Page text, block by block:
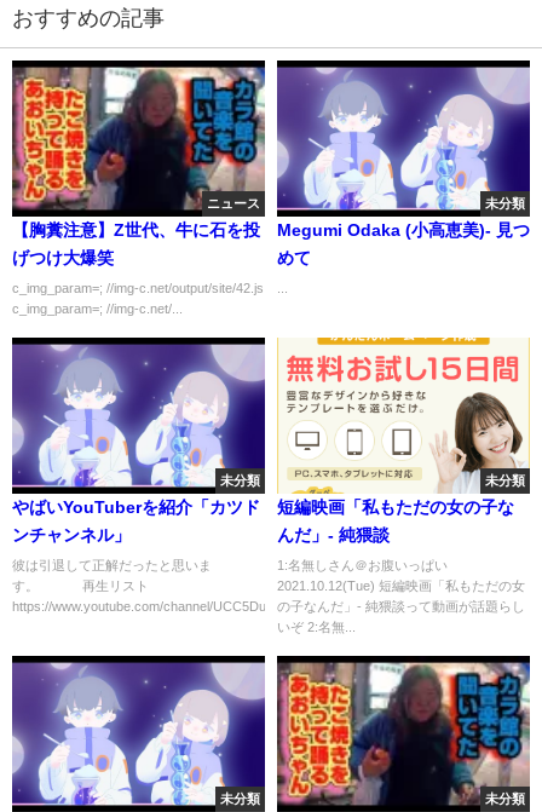
おすすめの記事
ニュース
【胸糞注意】Z世代、牛に石を投
げつけ大爆笑
c_img_param=; //img-c.net/output/site/42.js
c_img_param=; //img-c.net/...
未分類
Megumi Odaka (小高恵美)- 見つ
めて
未分類
やばいYouTuberを紹介「カツド
ンチャンネル」
彼は引退して正解だったと思いま
す。 再生リスト
https://www.youtube.com/channel/UCC5DuAAbx4...
未分類
短編映画「私もただの女の子な
んだ」- 純猥談
1:名無しさん＠お腹いっぱい
2021.10.12(Tue) 短編映画「私もただの女
の子なんだ」- 純猥談って動画が話題らし
いぞ 2:名無...
未分類 未分類